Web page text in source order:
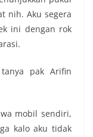
nih. Aku segera
ini dengan rok
pak Arifin
mobil sendiri,
kalo aku tidak